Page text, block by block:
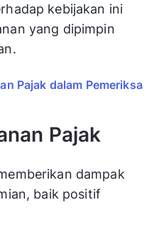
kebijakan ini
yang dipimpin
Pajak dalam
Pajak
dampak
baik positif